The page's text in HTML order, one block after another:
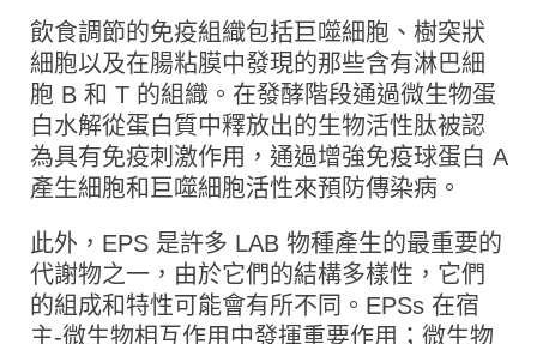
飲食調節的免疫組織包括巨噬細胞、樹突狀
細胞以及在腸粘膜中發現的那些含有淋巴細
胞 B 和 T 的組織。在發酵階段通過微生物蛋
白水解從蛋白質中釋放出的生物活性肽被認
為具有免疫刺激作用，通過增強免疫球蛋白 A
產生細胞和巨噬細胞活性來預防傳染病。
此外，EPS 是許多 LAB 物種產生的最重要的
代謝物之一，由於它們的結構多樣性，它們
的組成和特性可能會有所不同。EPSs 在宿
主-微生物相互作用中發揮重要作用；微生物